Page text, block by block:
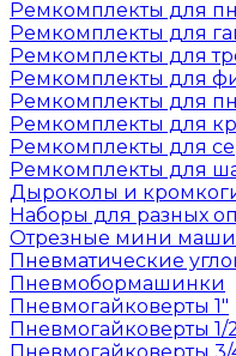
Ремкомплекты для
Ремкомплекты для
Ремкомплекты для
Ремкомплекты для
Ремкомплекты для
Ремкомплекты для
Ремкомплекты для
Ремкомплекты для
Дыроколы и
Наборы для разных
Отрезные мини
Пневматические
Пневмобормашинки
Пневмогайковерты 1"
Пневмогайковерты 1/